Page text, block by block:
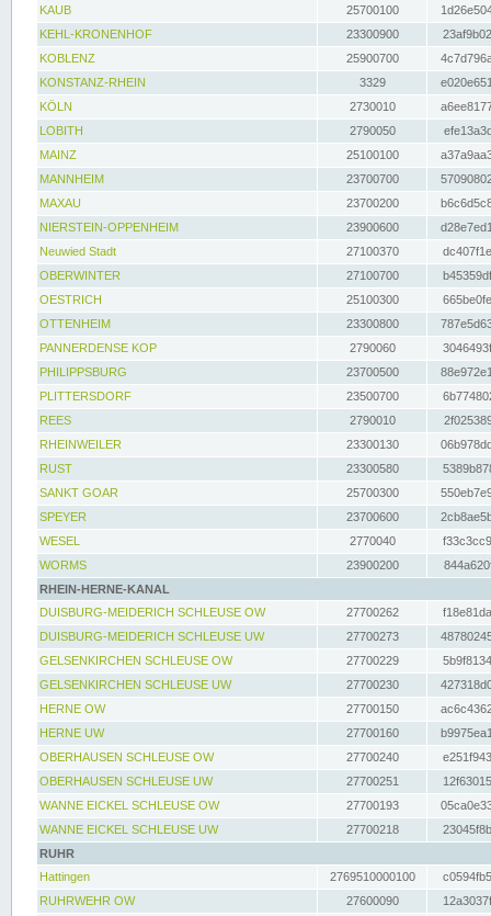
KAUB
25700100
KEHL-KRONENHOF
23300900
KOBLENZ
25900700
KONSTANZ-RHEIN
3329
KÖLN
2730010
LOBITH
2790050
MAINZ
25100100
MANNHEIM
23700700
MAXAU
23700200
NIERSTEIN-OPPENHEIM
23900600
Neuwied Stadt
27100370
OBERWINTER
27100700
OESTRICH
25100300
OTTENHEIM
23300800
PANNERDENSE KOP
2790060
PHILIPPSBURG
23700500
PLITTERSDORF
23500700
REES
2790010
RHEINWEILER
23300130
RUST
23300580
SANKT GOAR
25700300
SPEYER
23700600
WESEL
2770040
WORMS
23900200
RHEIN-HERNE-KANAL
DUISBURG-MEIDERICH SCHLEUSE OW
27700262
DUISBURG-MEIDERICH SCHLEUSE UW
27700273
GELSENKIRCHEN SCHLEUSE OW
27700229
GELSENKIRCHEN SCHLEUSE UW
27700230
HERNE OW
27700150
HERNE UW
27700160
OBERHAUSEN SCHLEUSE OW
27700240
OBERHAUSEN SCHLEUSE UW
27700251
WANNE EICKEL SCHLEUSE OW
27700193
WANNE EICKEL SCHLEUSE UW
27700218
RUHR
Hattingen
2769510000100
RUHRWEHR OW
27600090